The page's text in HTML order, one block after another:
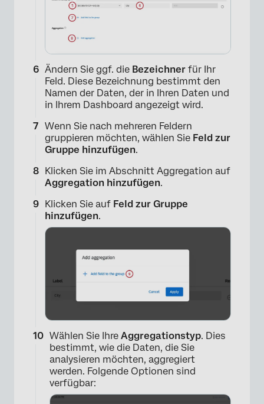
Ändern Sie ggf. die Bezeichner für Ihr
Feld. Diese Bezeichnung bestimmt den
Namen der Daten, der in Ihren Daten und
in Ihrem Dashboard angezeigt wird.
Wenn Sie nach mehreren Feldern
gruppieren möchten, wählen Sie Feld zur
Gruppe hinzufügen.
Klicken Sie im Abschnitt Aggregation auf
Aggregation hinzufügen.
Klicken Sie auf Feld zur Gruppe
hinzufügen.
Wählen Sie Ihre Aggregationstyp. Dies
bestimmt, wie die Daten, die Sie
analysieren möchten, aggregiert
werden. Folgende Optionen sind
verfügbar: